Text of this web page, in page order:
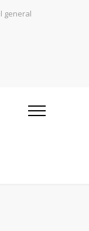
general